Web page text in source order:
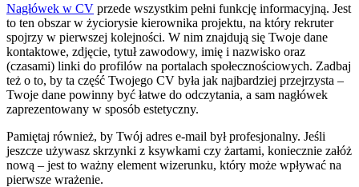
Nagłówek w CV przede wszystkim pełni funkcję informacyjną. Jest
to ten obszar w życiorysie kierownika projektu, na który rekruter
spojrzy w pierwszej kolejności. W nim znajdują się Twoje dane
kontaktowe, zdjęcie, tytuł zawodowy, imię i nazwisko oraz
(czasami) linki do profilów na portalach społecznościowych. Zadbaj
też o to, by ta część Twojego CV była jak najbardziej przejrzysta –
Twoje dane powinny być łatwe do odczytania, a sam nagłówek
zaprezentowany w sposób estetyczny.
Pamiętaj również, by Twój adres e-mail był profesjonalny. Jeśli
jeszcze używasz skrzynki z ksywkami czy żartami, koniecznie załóż
nową – jest to ważny element wizerunku, który może wpływać na
pierwsze wrażenie.